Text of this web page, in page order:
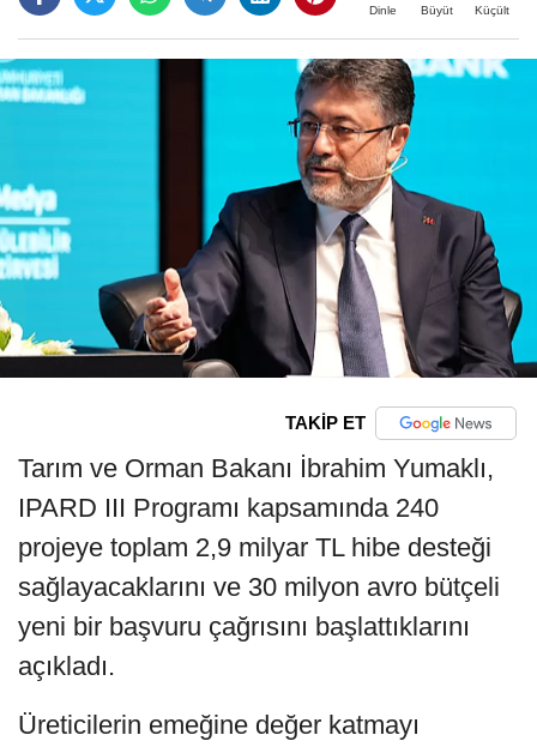
Dinle Büyüt Küçült
TAKİP ET
Tarım ve Orman Bakanı İbrahim Yumaklı,
IPARD III Programı kapsamında 240
projeye toplam 2,9 milyar TL hibe desteği
sağlayacaklarını ve 30 milyon avro bütçeli
yeni bir başvuru çağrısını başlattıklarını
açıkladı.
Üreticilerin emeğine değer katmayı